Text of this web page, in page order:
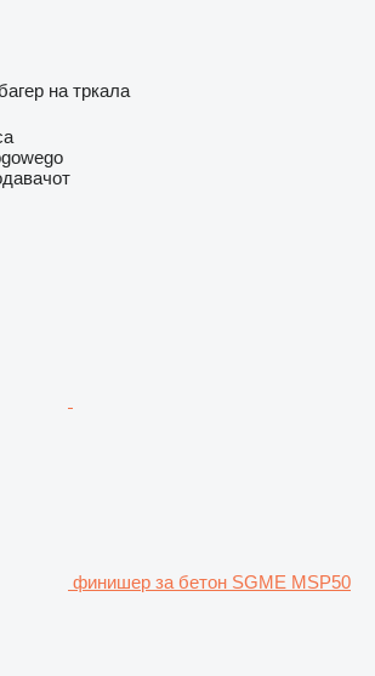
на тркала
финишер за бетон SGME MSP50